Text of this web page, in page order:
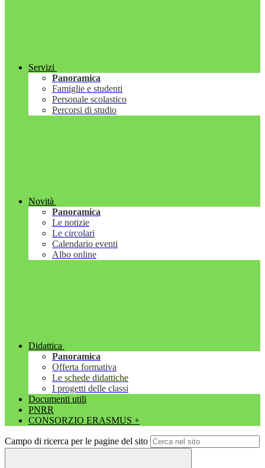
Servizi
Panoramica
Famiglie e studenti
Personale scolastico
Percorsi di studio
Novità
Panoramica
Le notizie
Le circolari
Calendario eventi
Albo online
Didattica
Panoramica
Offerta formativa
Le schede didattiche
I progetti delle classi
Documenti utili
PNRR
CONSORZIO ERASMUS +
Campo di ricerca per le pagine del sito